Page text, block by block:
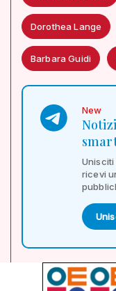
Dorothea Lange
Barbara Guidi
New
Unisciti
ricevi